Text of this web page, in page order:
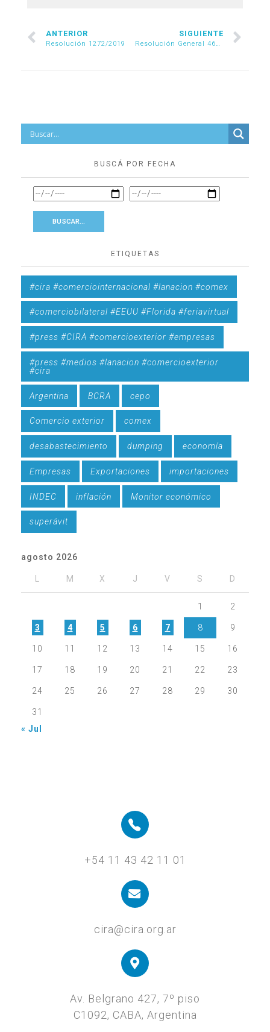
ANTERIOR
Resolución 1272/2019
SIGUIENTE
Resolución General 4631/2019
BUSCÁ POR FECHA
ETIQUETAS
#cira #comerciointernacional #lanacion #comex
#comerciobilateral #EEUU #Florida #feriavirtual
#press #CIRA #comercioexterior #empresas
#press #medios #lanacion #comercioexterior
#cira
Argentina BCRA cepo
Comercio exterior comex
desabastecimiento dumping economía
Empresas Exportaciones importaciones
INDEC inflación Monitor económico
superávit
agosto 2026
L M X J V S D
1 2
3 4 5 6 7 8 9
10 11 12 13 14 15 16
17 18 19 20 21 22 23
24 25 26 27 28 29 30
31
« Jul
+54 11 43 42 11 01
cira@cira.org.ar
Av. Belgrano 427, 7º piso
C1092, CABA, Argentina